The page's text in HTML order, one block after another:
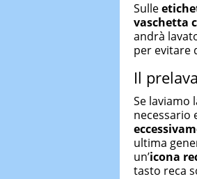
Sulle
vaschetta
andrà
per evitare
Il
Se laviamo
necessario
ultima
un’icona
tasto reca